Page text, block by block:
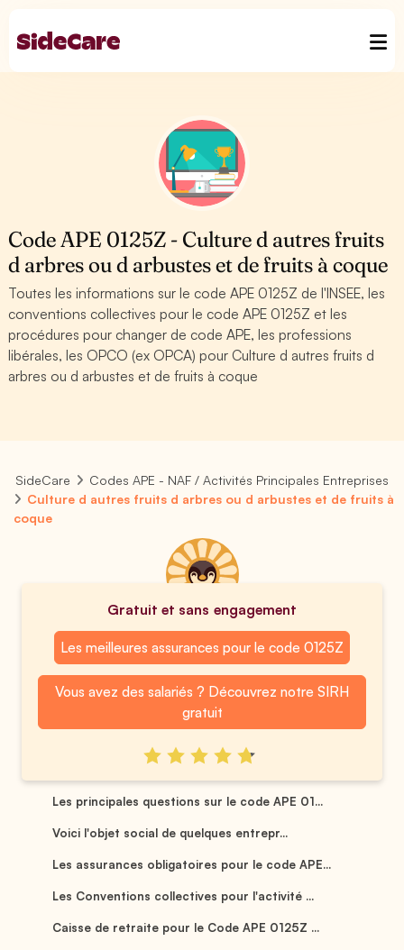
Code APE 0125Z - Culture d autres fruits
d arbres ou d arbustes et de fruits à coque
Toutes les informations sur le code APE 0125Z de l'INSEE, les
conventions collectives pour le code APE 0125Z et les
procédures pour changer de code APE, les professions
libérales, les OPCO (ex OPCA) pour Culture d autres fruits d
arbres ou d arbustes et de fruits à coque
SideCare
Codes APE - NAF / Activités Principales Entreprises
Culture d autres fruits d arbres ou d arbustes et de fruits à
coque
Gratuit et sans engagement
Les meilleures assurances pour le code 0125Z
Vous avez des salariés ? Découvrez notre SIRH
gratuit
Les principales questions sur le code APE 01...
Voici l'objet social de quelques entrepr...
Les assurances obligatoires pour le code APE...
Les Conventions collectives pour l'activité ...
Caisse de retraite pour le Code APE 0125Z ...